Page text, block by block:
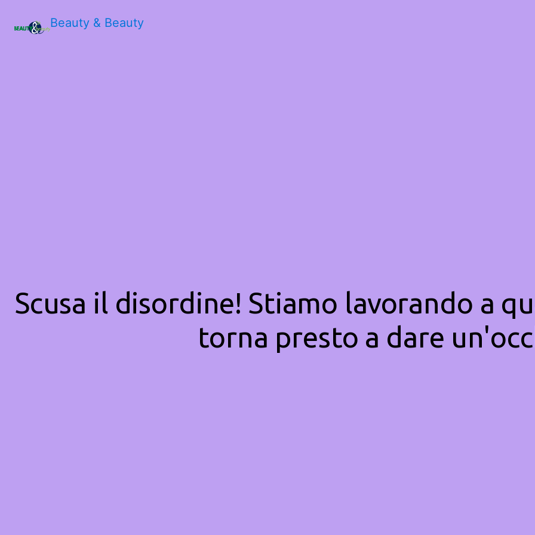
Beauty & Beauty
Scusa il disordine! Stiamo lavorando a
torna presto a dare